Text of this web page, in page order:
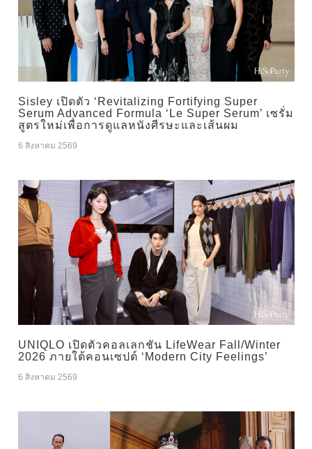
Sisley เปิดตัว ‘Revitalizing Fortifying Super
Serum Advanced Formula ‘Le Super Serum’ เซรั่ม
สูตรใหม่เพื่อการดูแลหนังศีรษะและเส้นผม
6 สิงหาคม 2569
UNIQLO เปิดตัวคอลเลกชัน LifeWear Fall/Winter
2026 ภายใต้คอนเซปต์ ‘Modern City Feelings’
6 สิงหาคม 2569